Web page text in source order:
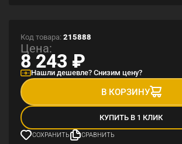
Код товара: 215888
Цена:
8 243 ₽
Нашли дешевле? Снизим цену?
В КОРЗИНУ
КУПИТЬ В 1 КЛИК
СОХРАНИТЬ СРАВНИТЬ